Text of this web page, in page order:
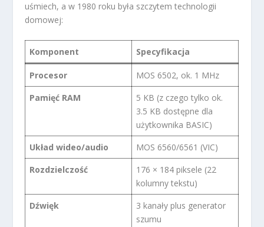
uśmiech, a w 1980 roku była szczytem technologii
domowej:
Komponent Specyfikacja
Procesor
MOS 6502, ok. 1 MHz
Pamięć RAM
5 KB (z czego tylko ok.
3.5 KB dostępne dla
użytkownika BASIC)
Układ wideo/audio
MOS 6560/6561 (VIC)
Rozdzielczość
176 × 184 piksele (22
kolumny tekstu)
Dźwięk
3 kanały plus generator
szumu